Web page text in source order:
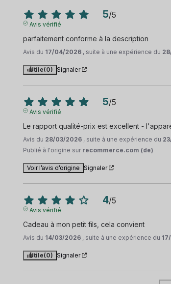
5/5
Avis vérifié
parfaitement conforme à la description
Avis du 17/04/2026 , suite à une expérience du
Utile(0) Signaler
5/5
Avis vérifié
Le rapport qualité-prix est excellent -
Avis du 28/03/2026 , suite à une expérience du
Publié à l'origine sur recommerce.com (de)
Voir l’avis d’origine Signaler
4/5
Avis vérifié
Cadeau à mon petit fils, cela convient
Avis du 14/03/2026 , suite à une expérience du
Utile(0) Signaler